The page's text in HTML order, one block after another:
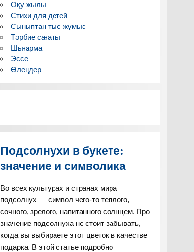
Оқу жылы
Стихи для детей
Сыныптан тыс жұмыс
Тәрбие сағаты
Шығарма
Эссе
Өлеңдер
Подсолнухи в букете:
значение и символика
Во всех культурах и странах мира
подсолнух — символ чего-то теплого,
сочного, зрелого, напитанного солнцем. Про
значение подсолнуха не стоит забывать,
когда вы выбираете этот цветок в качестве
подарка. В этой статье подробно